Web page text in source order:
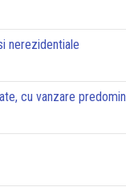
nerezidentiale
cu vanzare